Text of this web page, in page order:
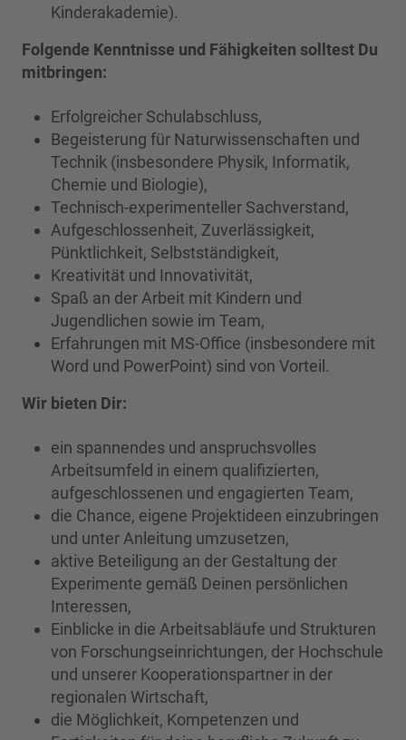
Kinderakademie).
Folgende Kenntnisse und Fähigkeiten solltest Du
mitbringen:
Erfolgreicher Schulabschluss,
Begeisterung für Naturwissenschaften und
Technik (insbesondere Physik, Informatik,
Chemie und Biologie),
Technisch-experimenteller Sachverstand,
Aufgeschlossenheit, Zuverlässigkeit,
Pünktlichkeit, Selbstständigkeit,
Kreativität und Innovativität,
Spaß an der Arbeit mit Kindern und
Jugendlichen sowie im Team,
Erfahrungen mit MS-Office (insbesondere mit
Word und PowerPoint) sind von Vorteil.
Wir bieten Dir:
ein spannendes und anspruchsvolles
Arbeitsumfeld in einem qualifizierten,
aufgeschlossenen und engagierten Team,
die Chance, eigene Projektideen einzubringen
und unter Anleitung umzusetzen,
aktive Beteiligung an der Gestaltung der
Experimente gemäß Deinen persönlichen
Interessen,
Einblicke in die Arbeitsabläufe und Strukturen
von Forschungseinrichtungen, der Hochschule
und unserer Kooperationspartner in der
regionalen Wirtschaft,
die Möglichkeit, Kompetenzen und